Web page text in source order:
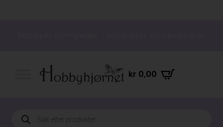
kr 0,00
Products
search